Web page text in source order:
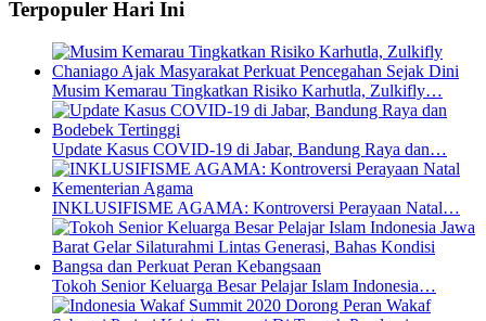
Terpopuler Hari Ini
Musim Kemarau Tingkatkan Risiko Karhutla, Zulkifly…
Update Kasus COVID-19 di Jabar, Bandung Raya dan…
INKLUSIFISME AGAMA: Kontroversi Perayaan Natal…
Tokoh Senior Keluarga Besar Pelajar Islam Indonesia…